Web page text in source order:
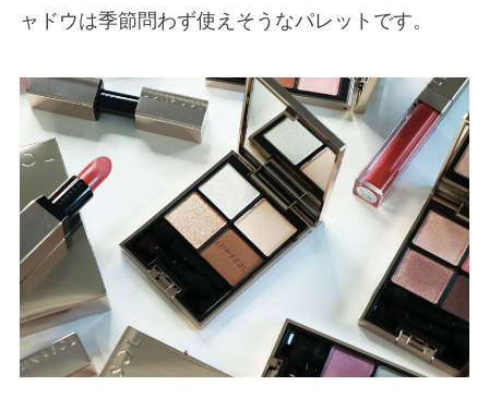
ャドウは季節問わず使えそうなパレットです。